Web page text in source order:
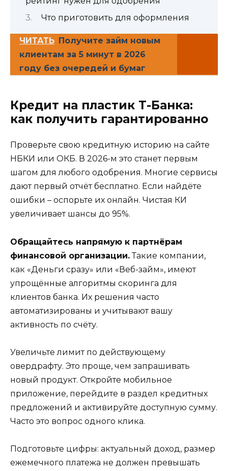
Что приготовить для оформления
ЧИТАТЬ Получите займ новым
клиентам за 5 минут в 2026
году без очередей и бумаг
Кредит на пластик Т-Банка:
как получить гарантированно
Проверьте свою кредитную историю на сайте
НБКИ или ОКБ. В 2026-м это станет первым
шагом для любого одобрения. Многие сервисы
дают первый отчёт бесплатно. Если найдёте
ошибки – оспорьте их онлайн. Чистая КИ
увеличивает шансы до 95%.
Обращайтесь напрямую к партнёрам
финансовой организации.Такие компании,
как «Деньги сразу» или «Веб-займ», имеют
упрощённые алгоритмы скоринга для
клиентов банка. Их решения часто
автоматизированы и учитывают вашу
активность по счёту.
Увеличьте лимит по действующему
овердрафту. Это проще, чем запрашивать
новый продукт. Откройте мобильное
приложение, перейдите в раздел кредитных
предложений и активируйте доступную сумму.
Часто это вопрос одного клика.
Подготовьте цифры: актуальный доход, размер
ежемечного платежа не должен превышать